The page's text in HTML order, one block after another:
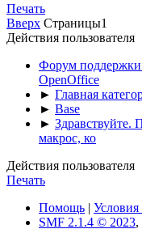
Печать
Вверх Страницы1
Действия пользователя
Форум поддержки
OpenOffice
► Главная
► Base
► Здравствуйте.
макрос, ко
Действия пользователя
Печать
Помощь | Условия
SMF 2.1.4 © 2023,